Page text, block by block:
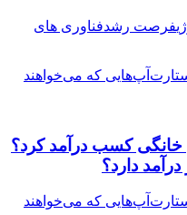
فرصت رشدفناوری های
خانگی کسب درآمد کرد؟
دارد؟